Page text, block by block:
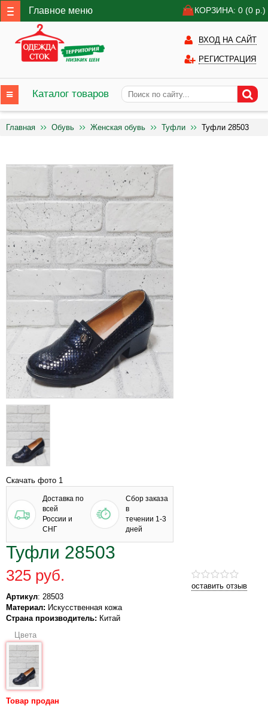
Главное меню КОРЗИНА: 0 (0 р.)
ВХОД НА САЙТ
РЕГИСТРАЦИЯ
Каталог товаров
Главная Обувь Женская обувь Туфли Туфли 28503
Скачать фото 1
Доставка по
всей
России и
СНГ
Сбор заказа
в
течении 1-3
дней
Туфли 28503
оставить отзыв
325 руб.
Артикул: 28503
Материал: Искусственная кожа
Страна производитель: Китай
Цвета
Товар продан